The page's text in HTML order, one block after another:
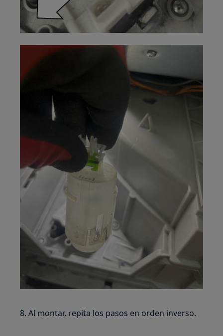
8. Al montar, repita los pasos en orden inverso.